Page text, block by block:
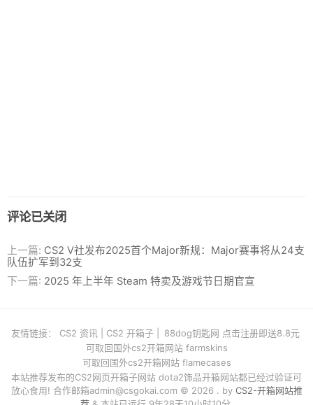
评论已关闭
上一篇: CS2 V社发布2025首个Major新规：Major赛事将从24支
队伍扩军到32支
下一篇: 2025 年上半年 Steam 特卖及游戏节日期官宣
友情链接： CS2 资讯 CS2 开箱子
88dog钥匙网 点击注册即送8.8元
可取回国外cs2开箱网站 farmskins
可取回国外cs2开箱网站 flamecases
本站推荐发布的CS2网页开箱子网站 dota2饰品开箱网站都已经过验证可
放心食用! 合作邮箱admin@csgokai.com© 2026 . by CS2-开箱网站推